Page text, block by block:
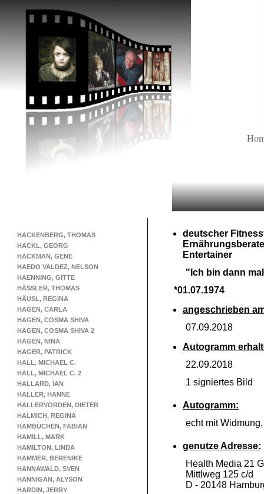
HACKENBERG, THOMAS
HACKL, GEORG
HACKMAN, GENE
HAEDO VALDEZ, NELSON
HAENNING, GITTE
HÄSSLER, THOMAS
HÄUSL, REGINA
HAGEN, CARLA
HAGEN, COSMA SHIVA
HAGEN, COSMA SHIVA 2
HAGEN, NINA
HAGER, PATRICK
HALL, MICHAEL C.
HALL, MICHAEL C. 2
HALLARD, IAN
HALLER, HANNE
HALLERVORDEN, DIETER
HALMICH, REGINA
HAMBÜCHEN, FABIAN
HAMILL, MARK
HAMILTON, LINDA
HAMMER, BERENIKE
HANNAWALD, SVEN
HANNIGAN, ALYSON
HARDIN, JERRY
deutscher
Entertainer
"Ich bin dann
*01.07.1974
angeschrieben
07.09.2018
Autogramm
22.09.2018
1 signiertes Bild
Autogramm:
echt mit
genutze Adresse:
Health Media 21
Mittlweg 125 c/d
D - 20148